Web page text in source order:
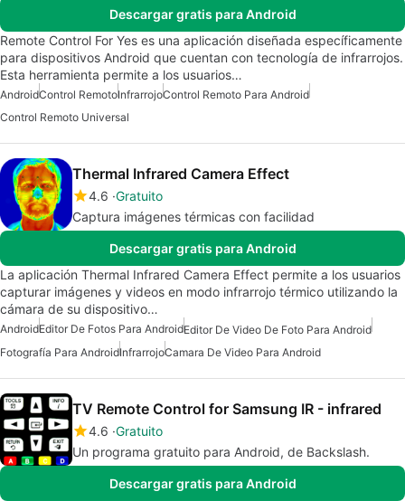
Descargar gratis para Android
Remote Control For Yes es una aplicación diseñada específicamente
para dispositivos Android que cuentan con tecnología de infrarrojos.
Esta herramienta permite a los usuarios…
AndroidControl RemotoInfrarrojoControl Remoto Para Android
Control Remoto Universal
Thermal Infrared Camera Effect
4.6 Gratuito
Captura imágenes térmicas con facilidad
Descargar gratis para Android
La aplicación Thermal Infrared Camera Effect permite a los usuarios
capturar imágenes y videos en modo infrarrojo térmico utilizando la
cámara de su dispositivo…
AndroidEditor De Fotos Para AndroidEditor De Video De Foto Para Android
Fotografía Para AndroidInfrarrojoCamara De Video Para Android
TV Remote Control for Samsung IR - infrared
4.6 Gratuito
Un programa gratuito para Android, de Backslash.
Descargar gratis para Android